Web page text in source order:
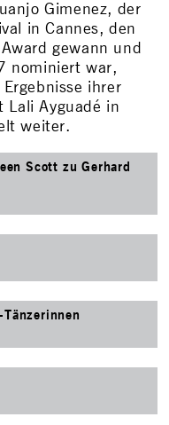
Gimenez, der
in Cannes, den
gewann und
nominiert war,
ihrer
Lali Ayguadé in
weiter.
Scott zu Gerhard